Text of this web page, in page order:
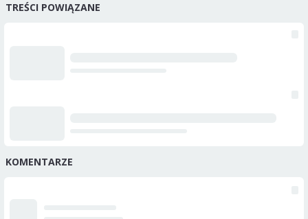
TREŚCI POWIĄZANE
KOMENTARZE